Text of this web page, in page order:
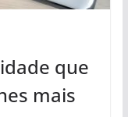
que
mais